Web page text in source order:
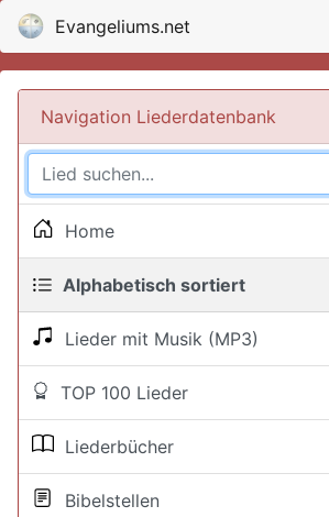
Evangeliums.net
Navigation Liederdatenbank
Home
Alphabetisch sortiert
Lieder mit Musik (MP3)
TOP 100 Lieder
Liederbücher
Bibelstellen